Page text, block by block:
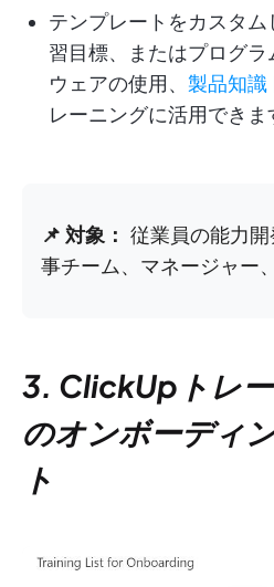
テンプレートをカスタ
習目標、またはプログ
ウェアの使用、 製品知識
レーニングに活用できま
📌 対象： 従業員の能力
事チーム、マネージャー
3. ClickUpトレ
のオンボーディ
ト